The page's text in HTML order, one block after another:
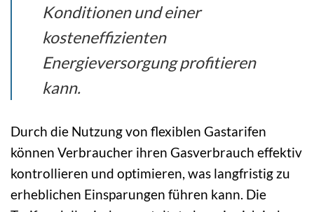
Konditionen und einer
kosteneffizienten
Energieversorgung profitieren
kann.
Durch die Nutzung von flexiblen Gastarifen
können Verbraucher ihren Gasverbrauch effektiv
kontrollieren und optimieren, was langfristig zu
erheblichen Einsparungen führen kann. Die